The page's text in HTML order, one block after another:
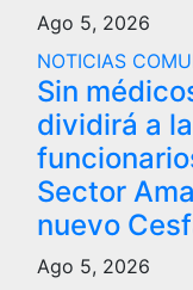
Ago 5, 2026
NOTICIAS
Sin
dividirá a
Sector
nuevo
Ago 5, 2026